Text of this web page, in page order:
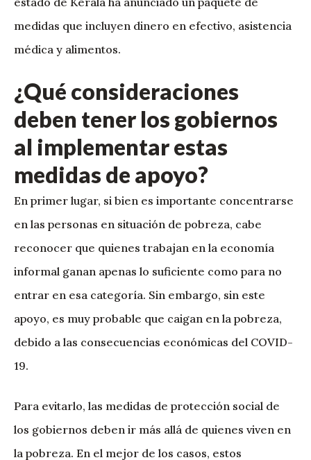
medidas que incluyen dinero en efectivo, asistencia
médica y alimentos.
¿Qué consideraciones
deben tener los gobiernos
al implementar estas
medidas de apoyo?
En primer lugar, si bien es importante concentrarse
en las personas en situación de pobreza, cabe
reconocer que quienes trabajan en la economía
informal ganan apenas lo suficiente como para no
entrar en esa categoría. Sin embargo, sin este
apoyo, es muy probable que caigan en la pobreza,
debido a las consecuencias económicas del COVID-
19.
Para evitarlo, las medidas de protección social de
los gobiernos deben ir más allá de quienes viven en
la pobreza. En el mejor de los casos, estos